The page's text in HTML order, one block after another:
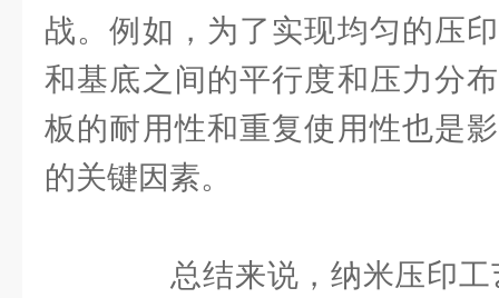
战。例如，为了实现均匀的压
和基底之间的平行度和压力分
板的耐用性和重复使用性也是
的关键因素。
总结来说，纳米压印工